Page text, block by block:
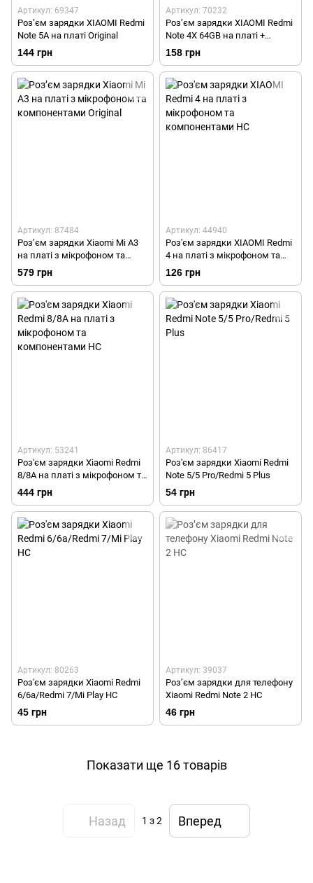
Артикул: 69347
Роз’єм зарядки XIAOMI Redmi
Note 5A на платі Original
144 грн
Артикул: 70232
Роз’єм зарядки XIAOMI Redmi
Note 4X 64GB на платі +
мікрофон Original TW
158 грн
Артикул: 87484
Роз’єм зарядки Xiaomi Mi A3
на платі з мікрофоном та
компонентами Original
579 грн
Артикул: 44940
Роз'єм зарядки XIAOMI Redmi
4 на платі з мікрофоном та
компонентами HC
126 грн
Артикул: 53241
Роз'єм зарядки Xiaomi Redmi
8/8A на платі з мікрофоном та
компонентами HC
444 грн
Артикул: 86417
Роз'єм зарядки Xiaomі Redmi
Note 5/5 Pro/Redmi 5 Plus
54 грн
Артикул: 80263
Роз'єм зарядки Xiaomi Redmi
6/6a/Redmi 7/Mi Play HC
45 грн
Артикул: 39037
Роз’єм зарядки для телефону
Xiaomi Redmi Note 2 HC
46 грн
Показати ще 16 товарів
Назад 1 з 2 Вперед